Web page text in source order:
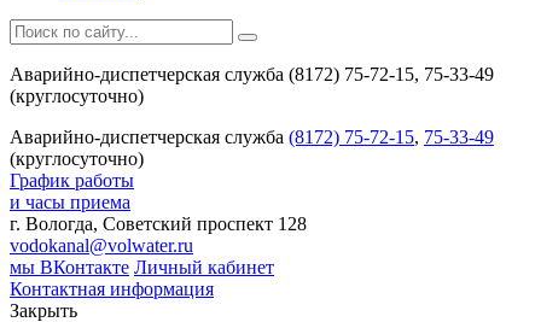
Аварийно-диспетчерская служба (8172) 75-72-15, 75-33-49
(круглосуточно)
Аварийно-диспетчерская служба (8172) 75-72-15, 75-33-49
(круглосуточно)
График работы
и часы приема
г. Вологда, Советский проспект 128
vodokanal@volwater.ru
мы ВКонтакте Личный кабинет
Контактная информация
Закрыть